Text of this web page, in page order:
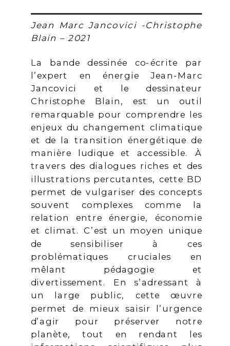
Jean Marc Jancovici -Christophe
Blain – 2021
La bande dessinée co-écrite par
l’expert en énergie Jean-Marc
Jancovici et le dessinateur
Christophe Blain, est un outil
remarquable pour comprendre les
enjeux du changement climatique
et de la transition énergétique de
manière ludique et accessible. À
travers des dialogues riches et des
illustrations percutantes, cette BD
permet de vulgariser des concepts
souvent complexes comme la
relation entre énergie, économie
et climat. C’est un moyen unique
de sensibiliser à ces
problématiques cruciales en
mêlant pédagogie et
divertissement. En s’adressant à
un large public, cette œuvre
permet de mieux saisir l’urgence
d’agir pour préserver notre
planète, tout en rendant les